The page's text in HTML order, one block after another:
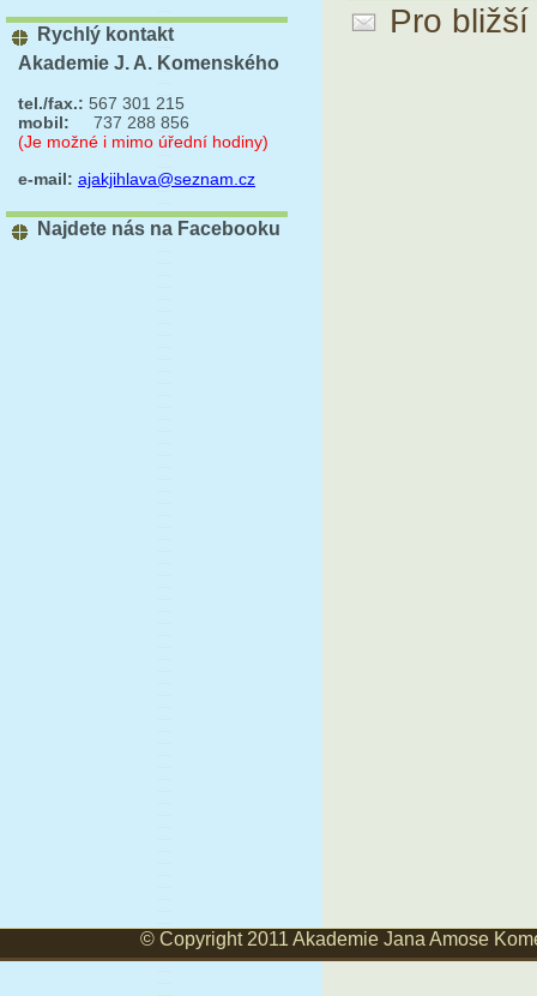
Rychlý kontakt
Akademie J. A. Komenského
tel./fax.: 567 301 215
mobil: 737 288 856
(Je možné i mimo úřední hodiny)
e-mail: ajakjihlava@seznam.cz
Najdete nás na Facebooku
Pro
© Copyright 2011 Akademie Jana Amose